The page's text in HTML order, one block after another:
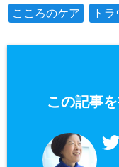
こころのケア ト
この記事